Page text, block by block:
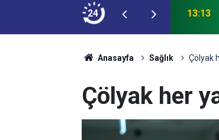
24
misafirleri ile piknikçiler arasında güldüren
13:13
Anasayfa Sağlık Çölyak
Çölyak her